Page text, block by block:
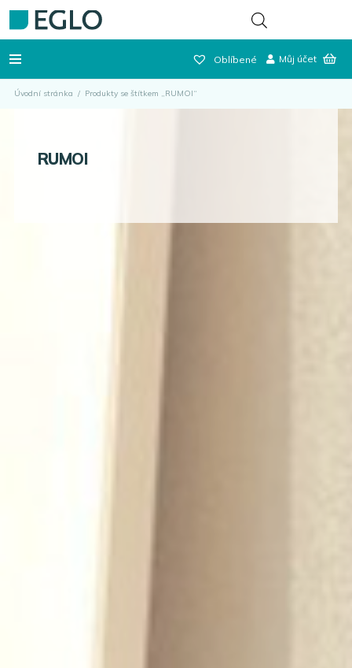
Oblíbené Můj účet
Úvodní stránka / Produkty se štítkem „RUMOI“
RUMOI